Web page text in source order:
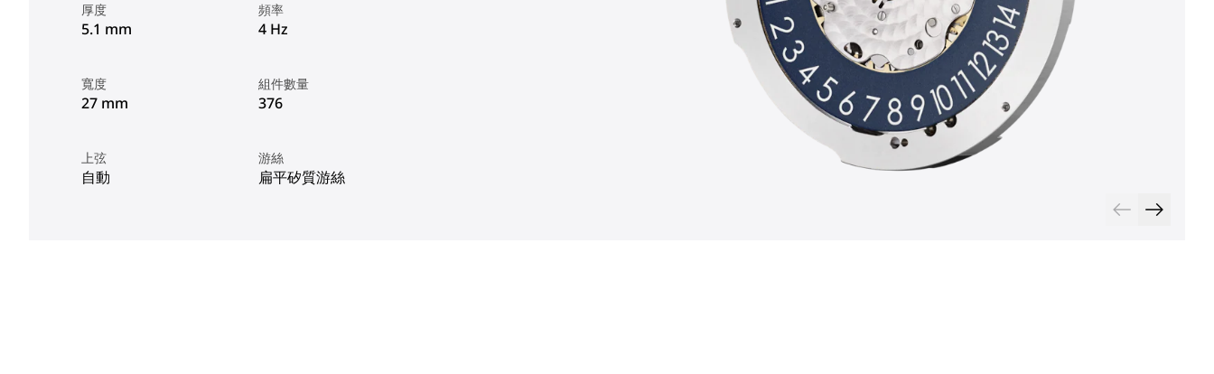
厚度
5.1 mm
頻率
4 Hz
寬度
27 mm
組件數量
376
上弦
自動
游絲
扁平矽質游絲